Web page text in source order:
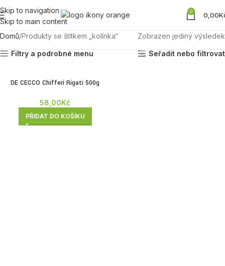
Skip to navigation
Skip to main content
0 0,00
Domů Produkty se štítkem „kolínka“ Zobrazen jediný výsledek
Filtry a podrobné menu Seřadit nebo filtrovat
DE CECCO Chifferi Rigati 500g
58,00Kč
PŘIDAT DO KOŠÍKU